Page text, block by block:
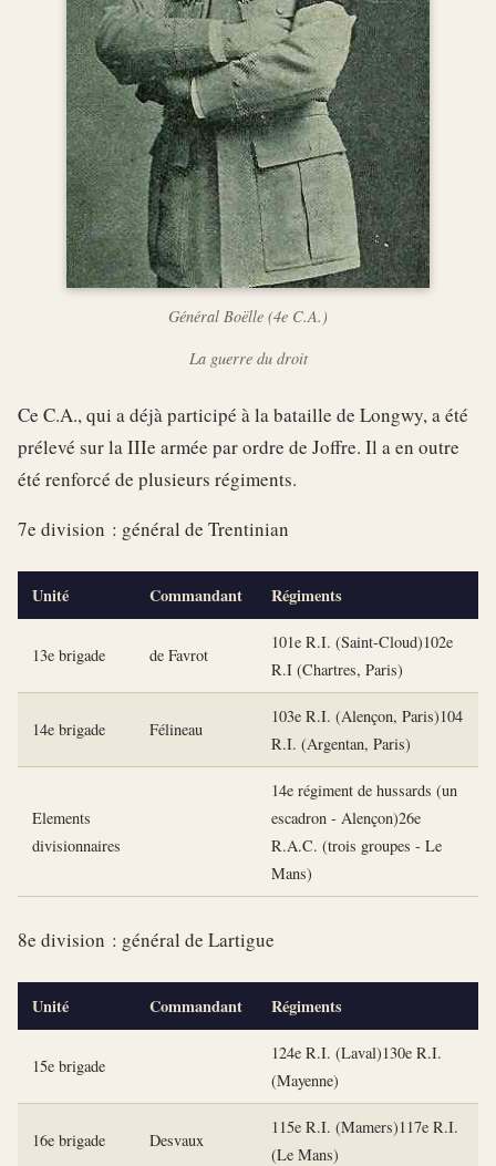
Général Boëlle (4e C.A.)
La guerre du droit
Ce C.A., qui a déjà participé à la bataille de Longwy, a été
prélevé sur la IIIe armée par ordre de Joffre. Il a en outre
été renforcé de plusieurs régiments.
7e division : général de Trentinian
Unité Commandant Régiments
13e brigade de Favrot
101e R.I. (Saint-Cloud)102e
R.I (Chartres, Paris)
14e brigade Félineau
103e R.I. (Alençon, Paris)104
R.I. (Argentan, Paris)
Elements
divisionnaires
14e régiment de hussards (un
escadron - Alençon)26e
R.A.C. (trois groupes - Le
Mans)
8e division : général de Lartigue
Unité Commandant Régiments
15e brigade
124e R.I. (Laval)130e R.I.
(Mayenne)
16e brigade Desvaux
115e R.I. (Mamers)117e R.I.
(Le Mans)